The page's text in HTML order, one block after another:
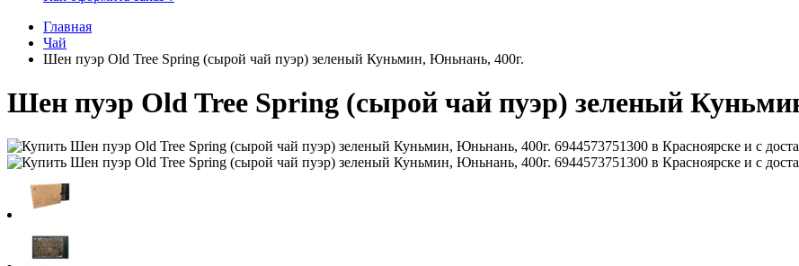
Главная
Чай
Шен пуэр Old Tree Spring (сырой чай пуэр) зеленый Куньмин, Юньнань, 400г.
Шен пуэр Old Tree Spring (сырой чай пуэр) зеленый